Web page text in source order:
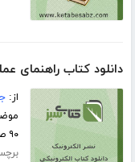
دانلود کتاب راهنمای
از:
۹۰ صفحه